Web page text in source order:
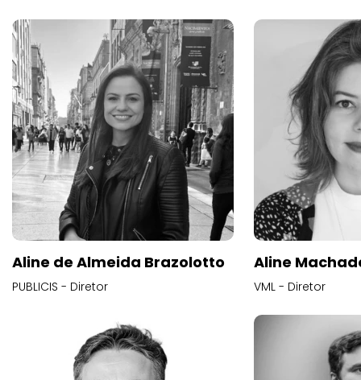
Aline de Almeida Brazolotto
PUBLICIS - Diretor
Aline
VML - Diretor